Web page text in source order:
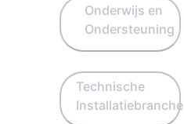
Onderwijs en
Ondersteuning
Technische
Installatiebranche